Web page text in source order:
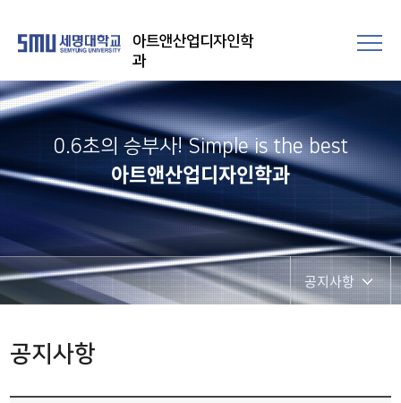
아트앤산업디자인학
과
0.6초의 승부사! Simple is the best
아트앤산업디자인학과
공지사항
공지사항